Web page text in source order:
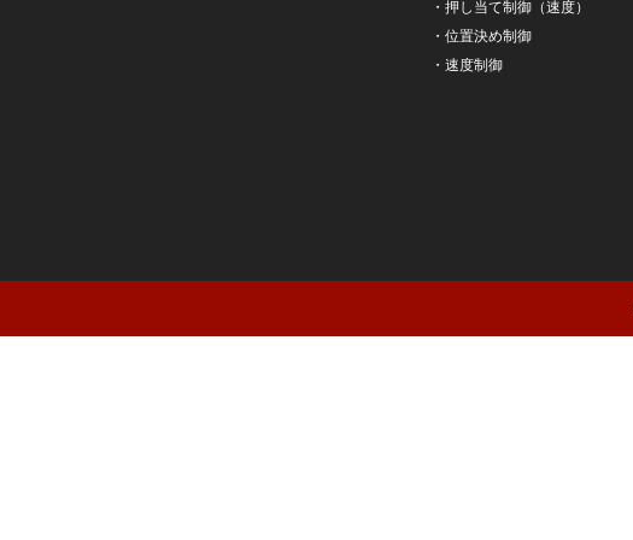
・ 押し当て制御（速度）
・ 位置決め制御
・ 速度制御